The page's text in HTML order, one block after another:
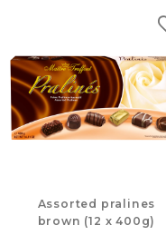
Assorted pralines
brown (12 x 400g)